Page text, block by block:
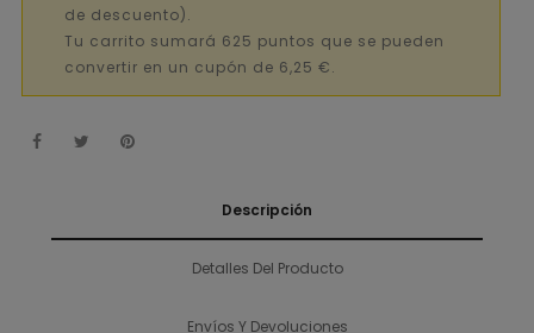
de descuento).
Tu carrito sumará 625 puntos que se pueden
convertir en un cupón de 6,25 €.
Descripción
Detalles Del Producto
Envíos Y Devoluciones